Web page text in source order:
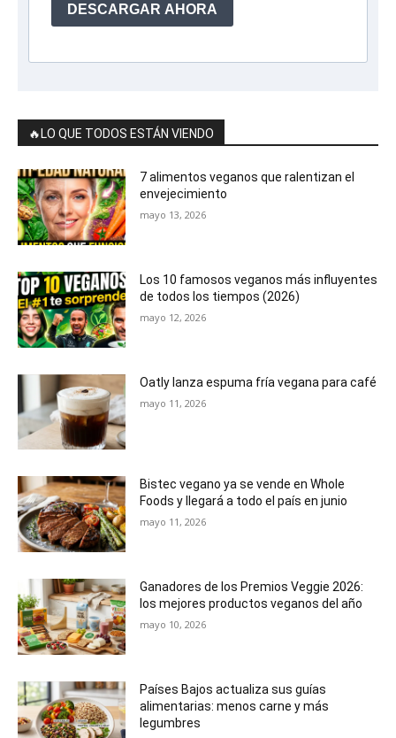
DESCARGAR AHORA
🔥LO QUE TODOS ESTÁN VIENDO
7 alimentos veganos que ralentizan el
envejecimiento
mayo 13, 2026
Los 10 famosos veganos más influyentes
de todos los tiempos (2026)
mayo 12, 2026
Oatly lanza espuma fría vegana para café
mayo 11, 2026
Bistec vegano ya se vende en Whole
Foods y llegará a todo el país en junio
mayo 11, 2026
Ganadores de los Premios Veggie 2026:
los mejores productos veganos del año
mayo 10, 2026
Países Bajos actualiza sus guías
alimentarias: menos carne y más
legumbres